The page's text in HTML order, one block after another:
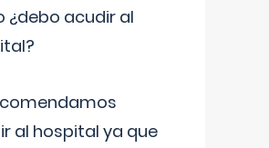
¿debo acudir al
al hospital ya que